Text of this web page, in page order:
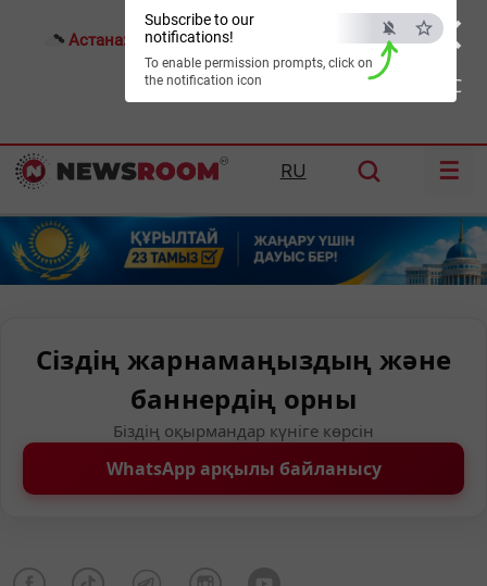
×
ESC
Subscribe to our
notifications!
To enable permission prompts, click on
the notification icon
Астана: 26°C Алматы: Шымкент:36°C
RU ☰
Сіздің жарнамаңыздың және
баннердің орны
Біздің оқырмандар күніге көрсін
WhatsApp арқылы байланысу